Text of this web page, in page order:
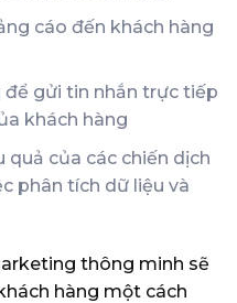
cáo đến khách hàng
để gửi tin nhắn trực tiếp
khách hàng
quả của các chiến dịch
phân tích dữ liệu và
thông minh sẽ
hàng một cách